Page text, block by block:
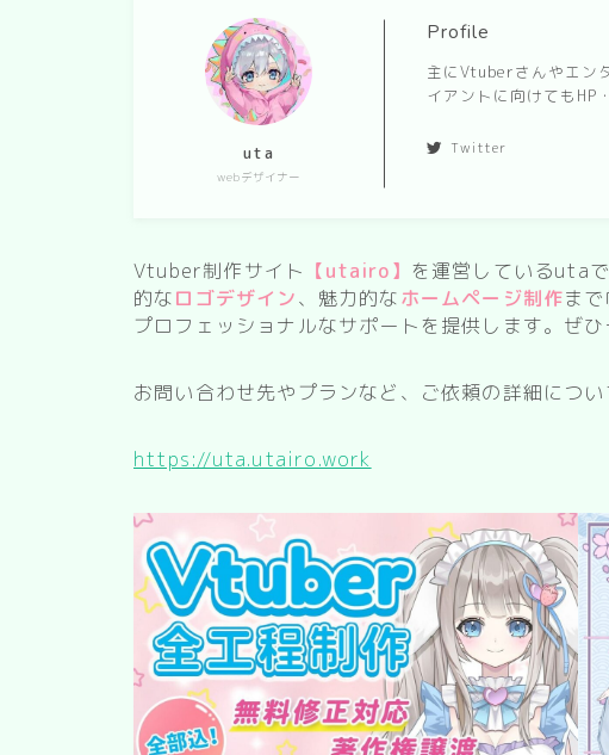
uta
webデザイナー
Profile
主にVtuberさんやエン
イアントに向けてもHP
Twitter
Vtuber制作サイト 【utairo】 を運営しているuta
的なロゴデザイン、魅力的なホームページ制作ま
プロフェッショナルなサポートを提供します。ぜ
お問い合わせ先やプランなど、ご依頼の詳細につ
https://uta.utairo.work